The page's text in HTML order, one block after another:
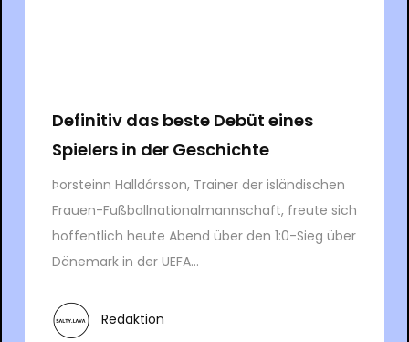
Definitiv das beste Debüt eines
Spielers in der Geschichte
Þorsteinn Halldórsson, Trainer der isländischen
Frauen-Fußballnationalmannschaft, freute sich
hoffentlich heute Abend über den 1:0-Sieg über
Dänemark in der UEFA...
Redaktion